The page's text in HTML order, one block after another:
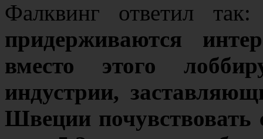
Фалквинг ответил
придерживаются
вместо этого
индустрии,
Швеции почувствовать